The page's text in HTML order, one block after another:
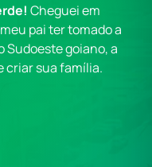
Cheguei em
pai ter tomado a
Sudoeste goiano, a
criar sua família.